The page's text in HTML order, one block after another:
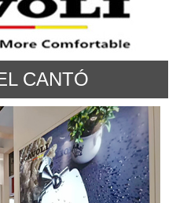
CANTÓ